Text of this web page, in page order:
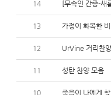
14 [무속인 간증-새
13 가정이 화목한
12 UrVine 거리찬
11 성탄 찬양 모음
10 죽음이 나에게